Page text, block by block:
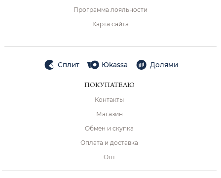
Программа лояльности
Карта сайта
Сплит Юkassa Долями
ПОКУПАТЕЛЮ
Контакты
Магазин
Обмен и скупка
Оплата и доставка
Опт